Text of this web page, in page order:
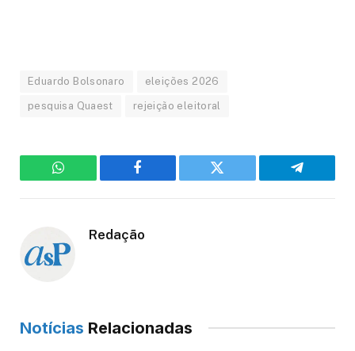
Eduardo Bolsonaro eleições 2026
pesquisa Quaest rejeição eleitoral
WhatsApp Facebook Twitter Telegram
Redação
Notícias Relacionadas